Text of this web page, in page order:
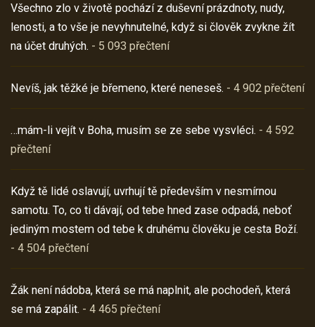
Všechno zlo v životě pochází z duševní prázdnoty, nudy,
lenosti, a to vše je nevyhnutelné, když si člověk zvykne žít
na účet druhých. - 5 093 přečtení
Nevíš, jak těžké je břemeno, které neneseš. - 4 902 přečtení
…mám-li vejít v Boha, musím se ze sebe vysvléci. - 4 592
přečtení
Když tě lidé oslavují, uvrhují tě především v nesmírnou
samotu. To, co ti dávají, od tebe hned zase odpadá, neboť
jediným mostem od tebe k druhému člověku je cesta Boží.
- 4 504 přečtení
Žák není nádoba, která se má naplnit, ale pochodeň, která
se má zapálit. - 4 465 přečtení